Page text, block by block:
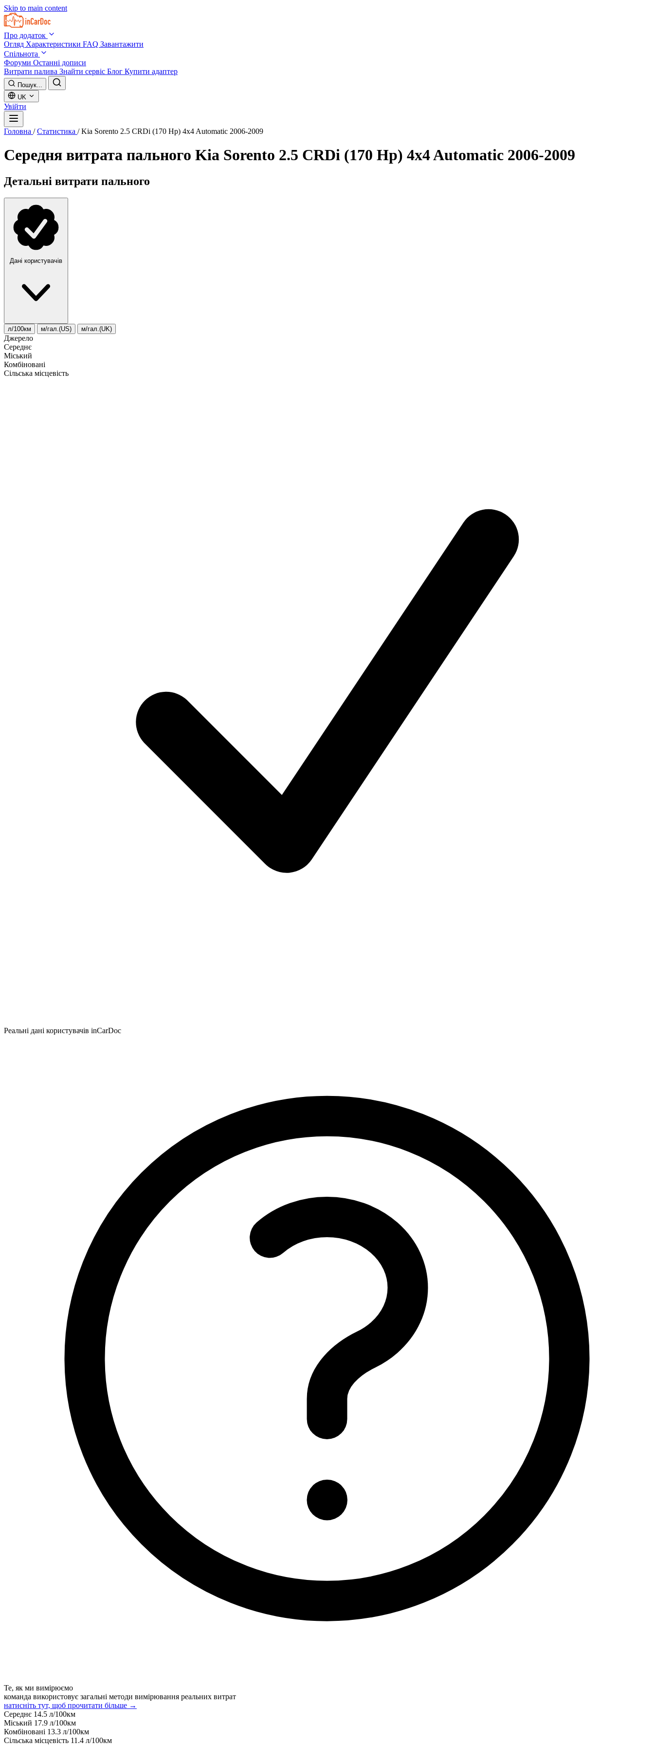
Skip to main content
Про додаток
Огляд Характеристики FAQ Завантажити
Спільнота
Форуми Останні дописи
Витрати палива Знайти сервіс Блог Купити адаптер
Пошук...
UK
Увійти
Головна / Статистика / Kia Sorento 2.5 CRDi (170 Hp) 4x4 Automatic 2006-2009
Середня витрата пального Kia Sorento 2.5 CRDi (170 Hp) 4x4 Automatic 2006-2009
Детальні витрати пального
Дані користувачів
л/100км м/гал.(US) м/гал.(UK)
Джерело
Середнє
Міський
Комбіновані
Сільська місцевість
Реальні дані користувачів inCarDoc
Те, як ми вимірюємо
команда використовує загальні методи вимірювання реальних витрат
натисніть тут, щоб прочитати більше →
Середнє 14.5 л/100км
Міський 17.9 л/100км
Комбіновані 13.3 л/100км
Сільська місцевість 11.4 л/100км